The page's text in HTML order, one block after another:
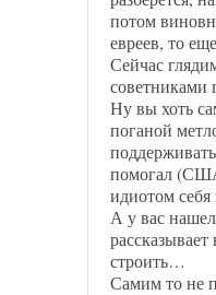
потом
евреев, то
Сейчас
Ну вы хоть
поганой
помогал
идиотом себя
А у вас
рассказывает
строить…
Самим то не